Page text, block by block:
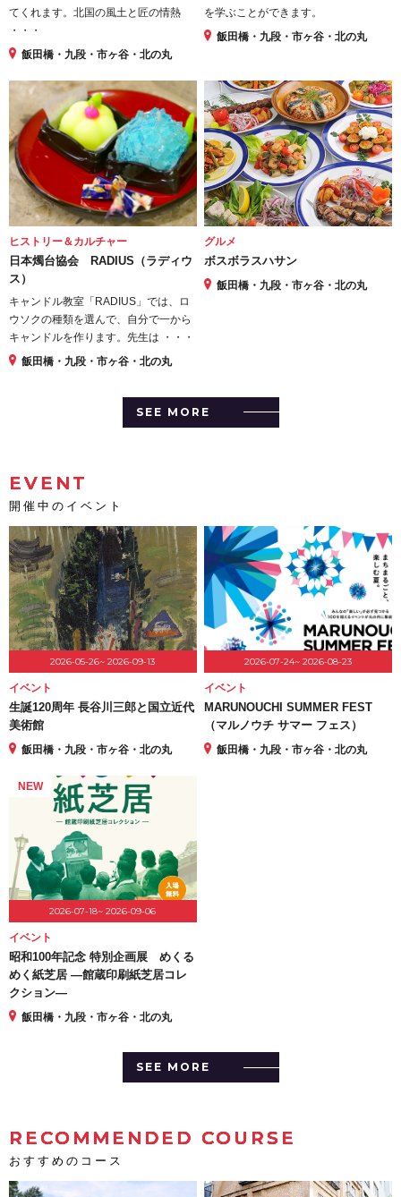
てくれます。北国の風土と匠の情熱
・・・
飯田橋・九段・市ヶ谷・北の丸
を学ぶことができます。
飯田橋・九段・市ヶ谷・北の丸
ヒストリー＆カルチャー
日本燭台協会 RADIUS（ラディウ
ス）
キャンドル教室「RADIUS」では、ロ
ウソクの種類を選んで、自分で一から
キャンドルを作ります。先生は ・・・
飯田橋・九段・市ヶ谷・北の丸
グルメ
ボスボラスハサン
飯田橋・九段・市ヶ谷・北の丸
SEE MORE
EVENT
開催中のイベント
2026-05-26~ 2026-09-13
イベント
生誕120周年 長谷川三郎と国立近代
美術館
飯田橋・九段・市ヶ谷・北の丸
2026-07-24~ 2026-08-23
イベント
MARUNOUCHI SUMMER FEST
（マルノウチ サマー フェス）
飯田橋・九段・市ヶ谷・北の丸
NEW
2026-07-18~ 2026-09-06
イベント
昭和100年記念 特別企画展 めくる
めく紙芝居 ―館蔵印刷紙芝居コレ
クション―
飯田橋・九段・市ヶ谷・北の丸
SEE MORE
RECOMMENDED COURSE
おすすめのコース